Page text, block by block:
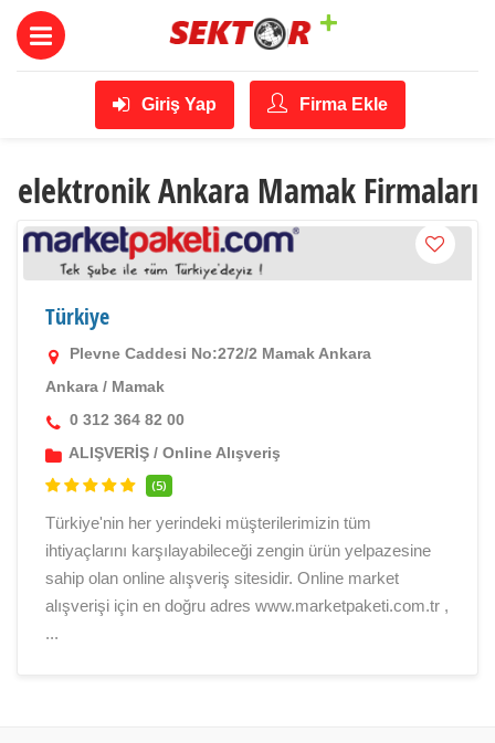
Giriş Yap Firma Ekle
elektronik Ankara Mamak Firmaları
Türkiye
Plevne Caddesi No:272/2 Mamak Ankara
Ankara / Mamak
0 312 364 82 00
ALIŞVERİŞ / Online Alışveriş
(5)
Türkiye'nin her yerindeki müşterilerimizin tüm
ihtiyaçlarını karşılayabileceği zengin ürün yelpazesine
sahip olan online alışveriş sitesidir. Online market
alışverişi için en doğru adres www.marketpaketi.com.tr ,
...